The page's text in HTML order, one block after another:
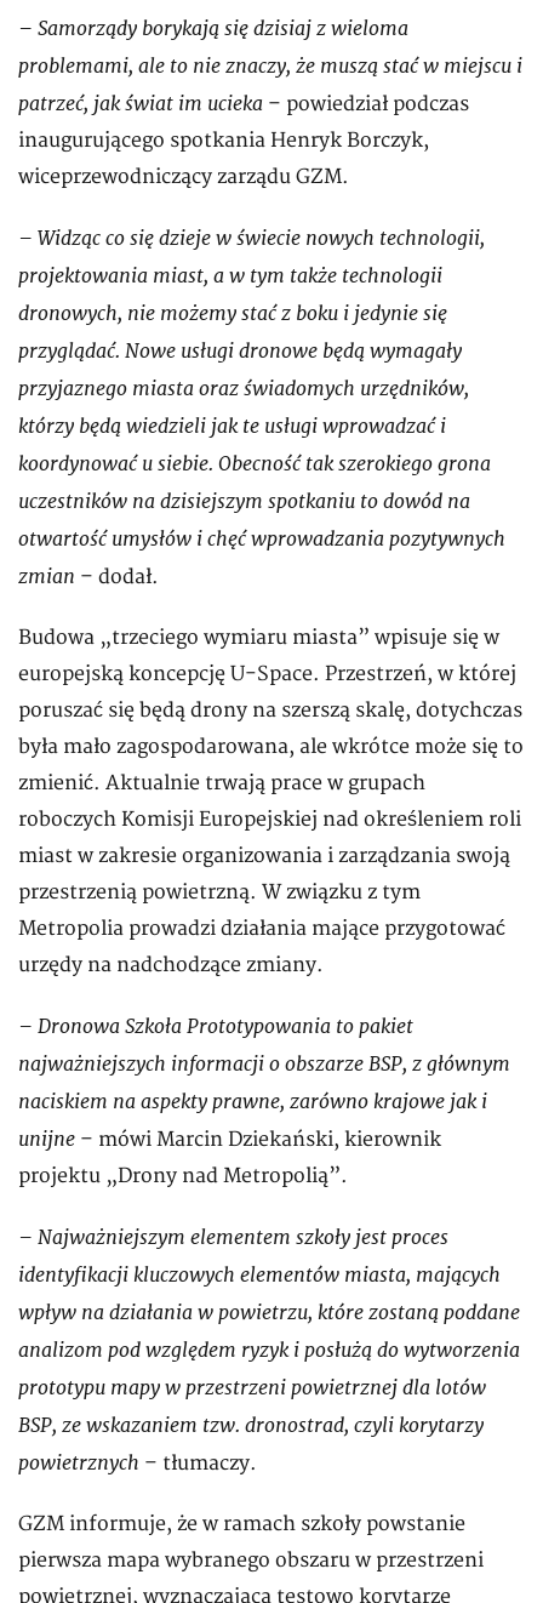
– Samorządy borykają się dzisiaj z wieloma
problemami, ale to nie znaczy, że muszą stać w miejscu i
patrzeć, jak świat im ucieka – powiedział podczas
inaugurującego spotkania Henryk Borczyk,
wiceprzewodniczący zarządu GZM.
– Widząc co się dzieje w świecie nowych technologii,
projektowania miast, a w tym także technologii
dronowych, nie możemy stać z boku i jedynie się
przyglądać. Nowe usługi dronowe będą wymagały
przyjaznego miasta oraz świadomych urzędników,
którzy będą wiedzieli jak te usługi wprowadzać i
koordynować u siebie. Obecność tak szerokiego grona
uczestników na dzisiejszym spotkaniu to dowód na
otwartość umysłów i chęć wprowadzania pozytywnych
zmian – dodał.
Budowa „trzeciego wymiaru miasta” wpisuje się w
europejską koncepcję U-Space. Przestrzeń, w której
poruszać się będą drony na szerszą skalę, dotychczas
była mało zagospodarowana, ale wkrótce może się to
zmienić. Aktualnie trwają prace w grupach
roboczych Komisji Europejskiej nad określeniem roli
miast w zakresie organizowania i zarządzania swoją
przestrzenią powietrzną. W związku z tym
Metropolia prowadzi działania mające przygotować
urzędy na nadchodzące zmiany.
– Dronowa Szkoła Prototypowania to pakiet
najważniejszych informacji o obszarze BSP, z głównym
naciskiem na aspekty prawne, zarówno krajowe jak i
unijne – mówi Marcin Dziekański, kierownik
projektu „Drony nad Metropolią”.
– Najważniejszym elementem szkoły jest proces
identyfikacji kluczowych elementów miasta, mających
wpływ na działania w powietrzu, które zostaną poddane
analizom pod względem ryzyk i posłużą do wytworzenia
prototypu mapy w przestrzeni powietrznej dla lotów
BSP, ze wskazaniem tzw. dronostrad, czyli korytarzy
powietrznych – tłumaczy.
GZM informuje, że w ramach szkoły powstanie
pierwsza mapa wybranego obszaru w przestrzeni
powietrznej, wyznaczająca testowo korytarze